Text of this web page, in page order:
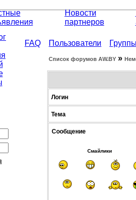
Новости
партнеров
FAQ Пользователи
Список форумов АW.BY »
Логин
Тема
Сообщение
Смайлики